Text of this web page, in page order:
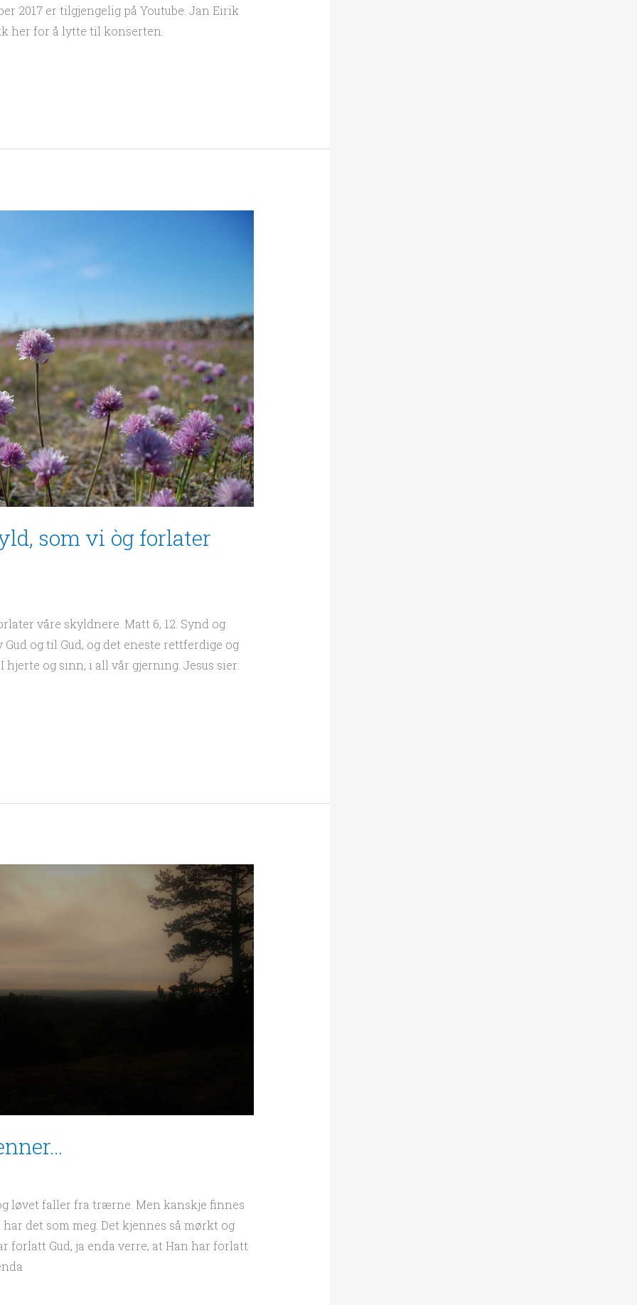
2017 er tilgjengelig på Youtube. Jan Eirik
her for å lytte til konserten.
som vi òg forlater
våre skyldnere. Matt 6, 12. Synd og
og til Gud, og det eneste rettferdige og
og sinn, i all vår gjerning. Jesus sier:
løvet faller fra trærne. Men kanskje finnes
det som meg. Det kjennes så mørkt og
forlatt Gud, ja enda verre, at Han har forlatt